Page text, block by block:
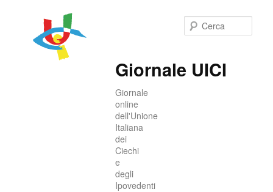
Giornale UICI
Giornale
online
dell'Unione
Italiana
dei
Ciechi
e
degli
Ipovedenti